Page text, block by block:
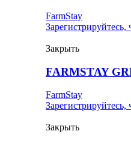
FarmStay
Закрыть
FARMSTAY
FarmStay
Закрыть